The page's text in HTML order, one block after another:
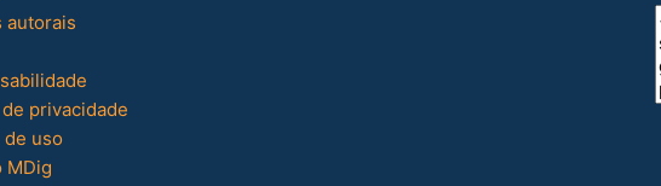
autorais
privacidade
uso
MDig